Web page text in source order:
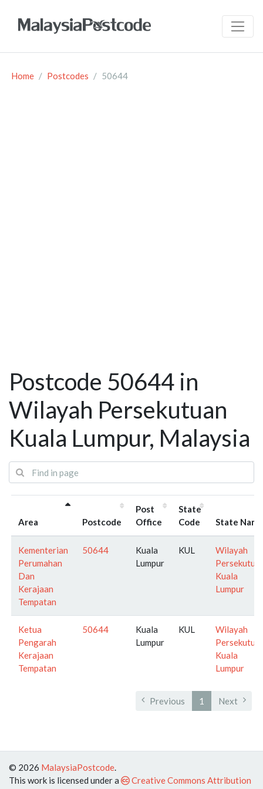
Home Postcodes 50644
Postcode 50644 in
Wilayah Persekutuan
Kuala Lumpur, Malaysia
Area Postcode
Post
Office
State
Code
State Name
Kementerian
Perumahan
Dan
Kerajaan
Tempatan
50644
Kuala
Lumpur
KUL
Wilayah
Kuala
Lumpur
Ketua
Pengarah
Kerajaan
Tempatan
50644
Kuala
Lumpur
KUL
Wilayah
Kuala
Lumpur
Previous 1 Next
© 2026 MalaysiaPostcode.
This work is licensed under a
Creative Commons Attribution